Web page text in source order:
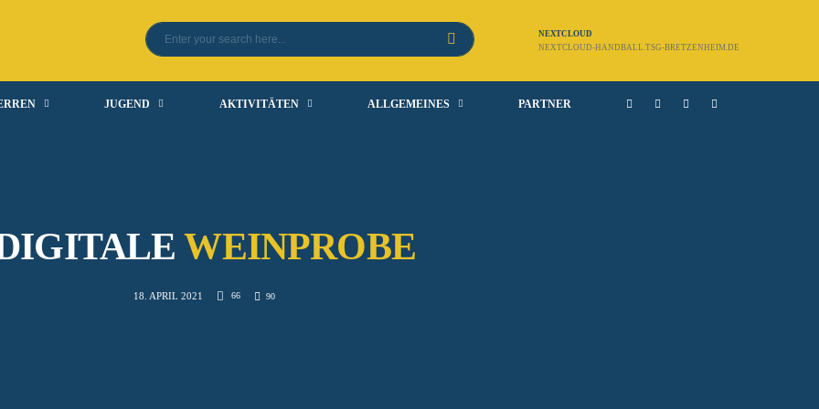
NEXTCLOUD
NEXTCLOUD-HANDBALL.TSG-BRETZENHEIM.DE
JUGEND AKTIVITÄTEN ALLGEMEINES PARTNER
WEINPROBE
18. APRIL 2021 66 90